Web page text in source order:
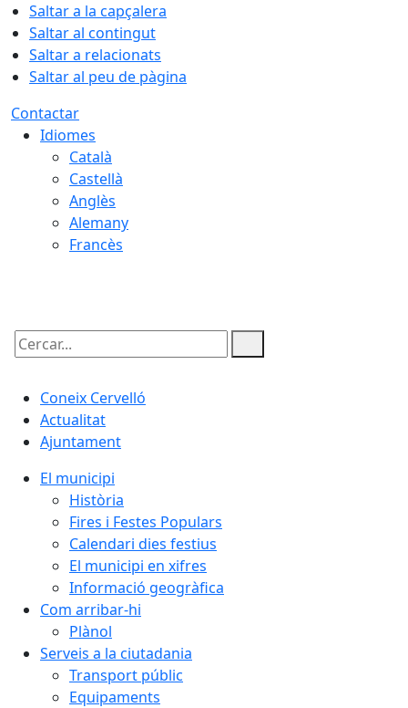
Saltar a la capçalera
Saltar al contingut
Saltar a relacionats
Saltar al peu de pàgina
Contactar
Idiomes
Català
Castellà
Anglès
Alemany
Francès
Cercar:
Coneix Cervelló
Actualitat
Ajuntament
El municipi
Història
Fires i Festes Populars
Calendari dies festius
El municipi en xifres
Informació geogràfica
Com arribar-hi
Plànol
Serveis a la ciutadania
Transport públic
Equipaments